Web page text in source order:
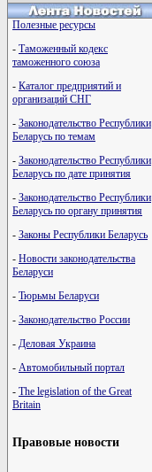
Полезные ресурсы
- Таможенный кодекс
таможенного союза
- Каталог предприятий и
организаций СНГ
- Законодательство Республики
Беларусь по темам
- Законодательство Республики
Беларусь по дате принятия
- Законодательство Республики
Беларусь по органу принятия
- Законы Республики Беларусь
- Новости законодательства
Беларуси
- Тюрьмы Беларуси
- Законодательство России
- Деловая Украина
- Автомобильный портал
- The legislation of the Great
Britain
Правовые новости